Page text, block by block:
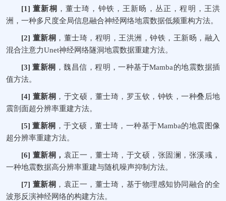
[1]董新桐 ，董士琦，钟铁，王新旸，丛正，程明，王洪
洲，一种多尺度全局信息融合神经网络地震数据低频重构方法。
[2] 董新桐 ，董士琦，程明，王洪洲，钟铁，王新旸，融入
混合注意力Unet神经网络隧洞地震数据重建方法。
[3]董新桐 ，魏昌信，程明，一种基于Mamba的地震数据插
值方法。
[4] 董新桐 ，于文硕，董士琦，罗玉钦，钟铁，一种叠后地
震剖面超分辨率重建方法。
[5]董新桐 ，于文硕，董士琦，一种基于Mamba的地震图像
超分辨率重建方法。
[6] 董新桐， 袁正一，董士琦，于文硕，张固澜，张溪彧，
一种地震数据高分辨率重建与随机噪声抑制方法。
[7] 董新桐 ，袁正一，董士琦，基于物理感知协同融合的全
波形反演神经网络的构建方法。